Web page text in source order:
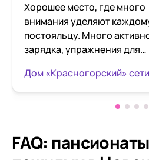
Хорошее место, где много
внимания уделяют
постояльцу. Много
зарядка, упражнения для
Хорошая еда, внутри чисто,
красиво. За обедом хором
песни) каждый день
видео отчёт. Моя бабушка
довольна
FAQ: